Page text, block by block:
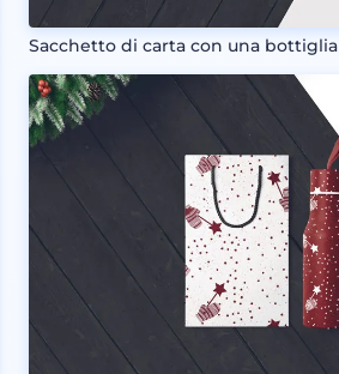
Sacchetto di carta con una bottiglia